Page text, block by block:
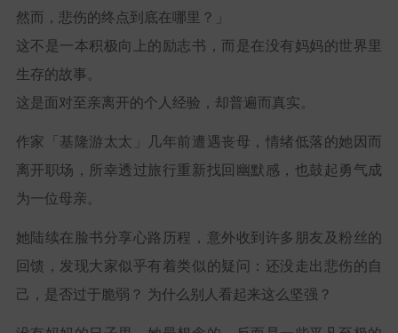
然而，悲伤的终点到底在哪里？」
这不是一本积极向上的励志书，而是在没有妈妈的世界里
生存的故事。
这是面对至亲离开的个人经验，却普遍而真实。
作家「基隆游太太」几年前遭遇丧母，情绪低落的她因而
离开职场，所幸透过旅行重新找回幽默感，也鼓起勇气成
为一位母亲。
她陆续在脸书分享心路历程，意外收到许多朋友及粉丝的
回馈，发现大家似乎有着类似的疑问：还没走出悲伤的自
己，是否过于脆弱？ 为什么别人看起来这么坚强？